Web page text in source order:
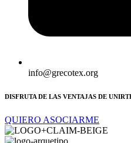
info@grecotex.org
DISFRUTA DE LAS VENTAJAS DE
QUIERO ASOCIARME